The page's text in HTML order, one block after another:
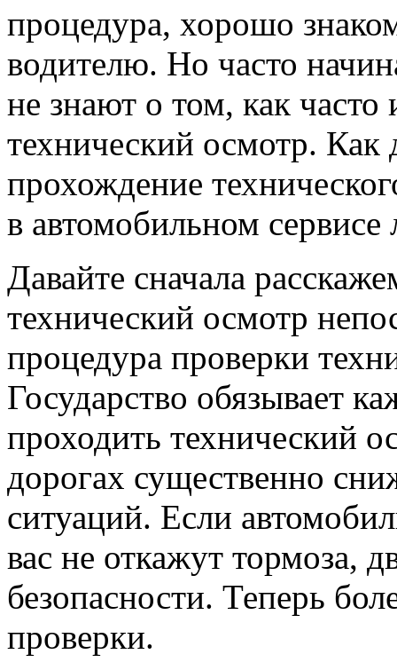
процедура, хорошо
водителю. Но часто
не знают о том, как
технический осмотр. Как
прохождение
в автомобильном сервисе
Давайте сначала
технический осмотр
процедура проверки
Государство обязывает
проходить технический
дорогах существенно
ситуаций. Если
вас не откажут тормоза,
безопасности. Теперь
проверки.